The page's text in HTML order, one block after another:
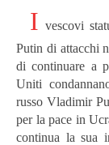
I vescovi
Putin di attacchi
di continuare a
Uniti
russo Vladimir
per la pace in
continua la sua